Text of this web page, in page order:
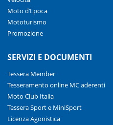
Moto d’Epoca
Mototurismo
Promozione
SERVIZI E DOCUMENTI
Tessera Member
Tesseramento online MC aderenti
Moto Club Italia
Tessera Sport e MiniSport
Licenza Agonistica